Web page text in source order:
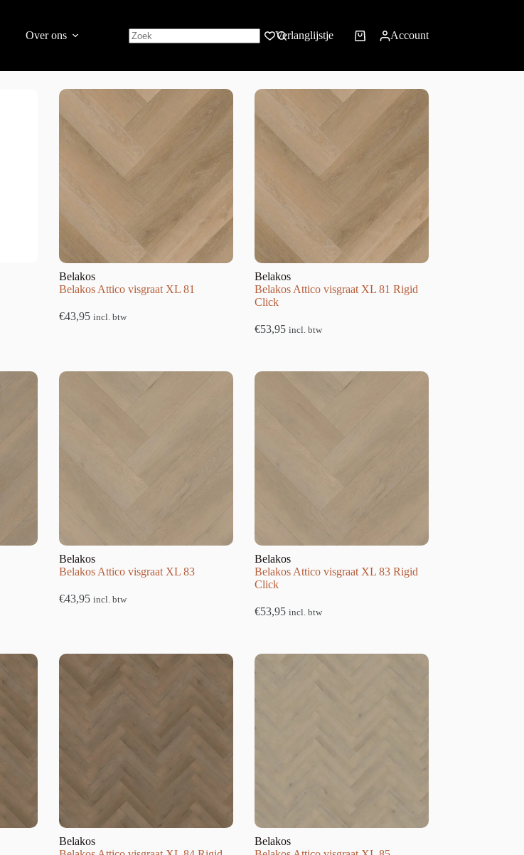
Over ons Verlanglijstje
Account
Belakos
Belakos Attico visgraat XL 81
€43,95 incl. btw
Belakos
Belakos Attico visgraat XL 81 Rigid
Click
€53,95 incl. btw
Belakos
Belakos Attico visgraat XL 83
€43,95 incl. btw
Belakos
Belakos Attico visgraat XL 83 Rigid
Click
€53,95 incl. btw
Belakos
Belakos